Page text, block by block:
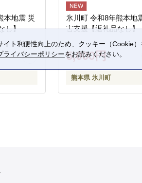
本地震 災
し】
氷川町 令和8年熊本地
害支援【返礼品なし】
5,000円
熊本県 氷川町
イト利便性向上のため、クッキー（Cookie
ライバシーポリシーをお読みください。